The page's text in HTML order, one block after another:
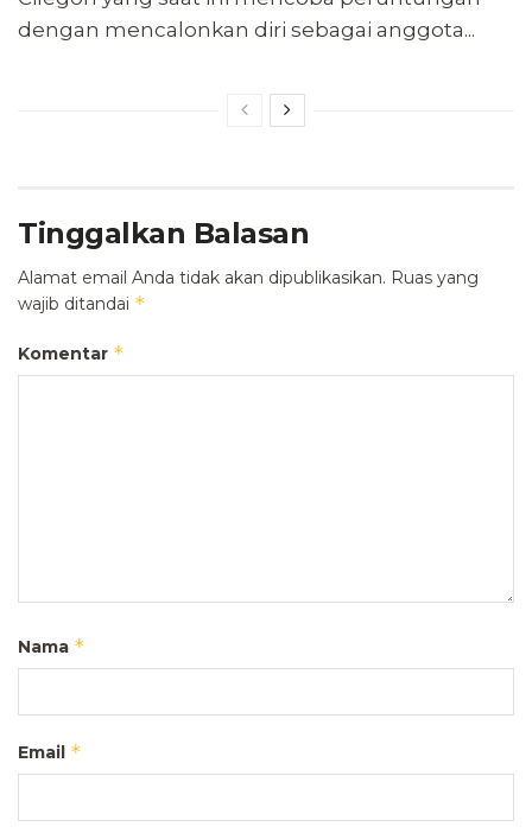
dengan mencalonkan diri sebagai anggota...
Tinggalkan Balasan
Alamat email Anda tidak akan dipublikasikan. Ruas yang
wajib ditandai *
Komentar *
Nama *
Email *